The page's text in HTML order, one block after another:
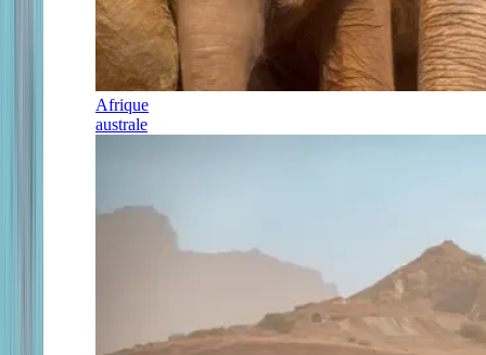
Afrique
australe